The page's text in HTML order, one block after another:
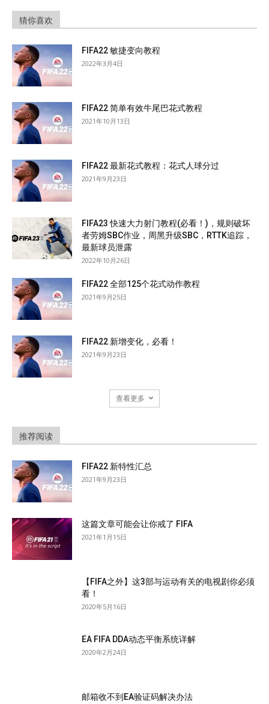
猜你喜欢
FIFA22 敏捷变向教程
2022年3月4日
FIFA22 简单有效牛尾巴花式教程
2021年10月13日
FIFA22 最新花式教程：花式人球分过
2021年9月23日
FIFA23 快速大力射门教程(必看！)，规则破坏
者劳姆SBC作业，周黑升级SBC，RTTK追踪，
最新球员泄露
2022年10月26日
FIFA22 全部125个花式动作教程
2021年9月25日
FIFA22 新增变化，必看！
2021年9月23日
查看更多
推荐阅读
FIFA22 新特性汇总
2021年9月23日
这篇文章可能会让你戒了 FIFA
2021年1月15日
【FIFA之外】这3部与运动有关的电视剧你必须
看！
2020年5月16日
EA FIFA DDA动态平衡系统详解
2020年2月24日
邮箱收不到EA验证码解决办法